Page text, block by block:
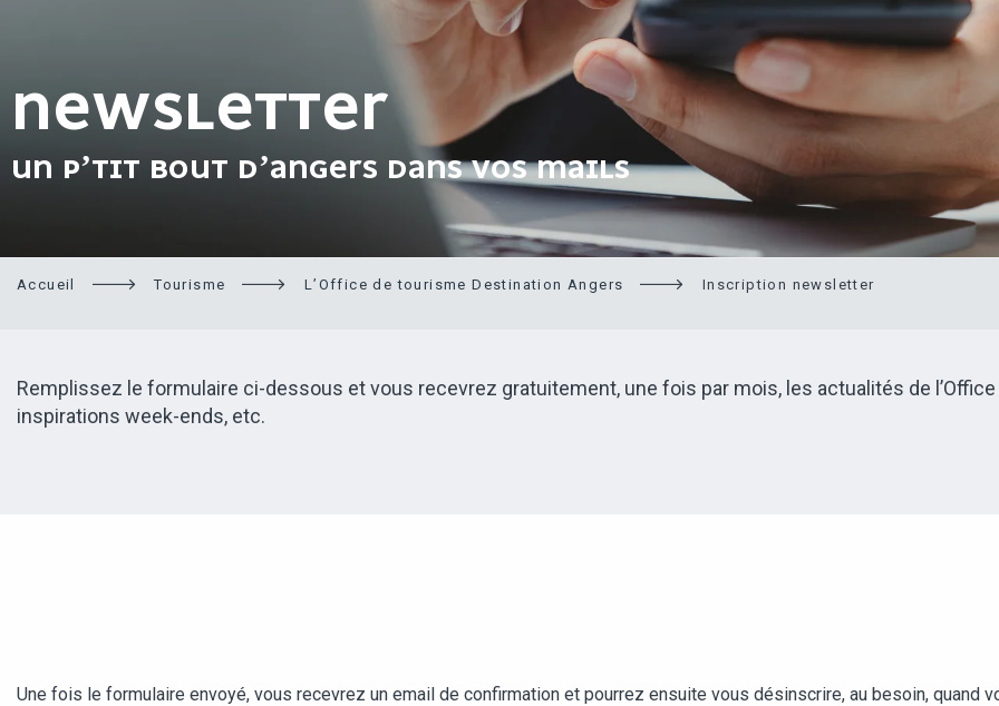
NEWSLETTER
UN P’TIT BOUT D’ANGERS DANS VOS MAILS
Accueil Tourisme L’Office de tourisme Destination Angers Inscription newsletter
Remplissez le formulaire ci-dessous et vous recevrez gratuitement, une fois par mois, les actualités de
inspirations week-ends, etc.
Une fois le formulaire envoyé, vous recevrez un email de confirmation et pourrez ensuite vous désinscrire, au besoin, quand